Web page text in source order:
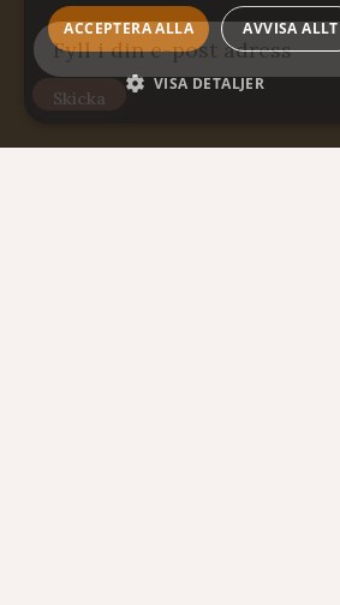
ACCEPTERA ALLA AVVISA ALLT
VISA DETALJER